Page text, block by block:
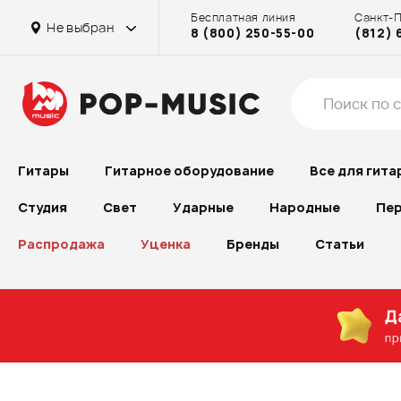
Не выбран
Бесплатная линия
8 (800) 250-55-00
Санкт-
(812)
Гитары Гитарное оборудование Все для
Студия Свет Ударные Народные
Распродажа Уценка Бренды Статьи